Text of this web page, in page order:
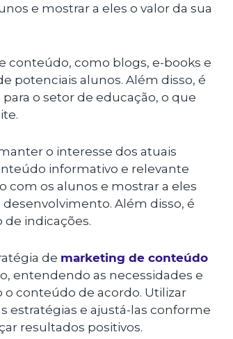
e mostrar a eles o valor da sua
conteúdo, como blogs, e-books e
potenciais alunos. Além disso, é
o setor de educação, o que
o interesse dos atuais
informativo e relevante
os alunos e mostrar a eles
Além disso, é
indicações.
de marketing de conteúdo
entendendo as necessidades e
conteúdo de acordo. Utilizar
estratégias e ajustá-las conforme
resultados positivos.